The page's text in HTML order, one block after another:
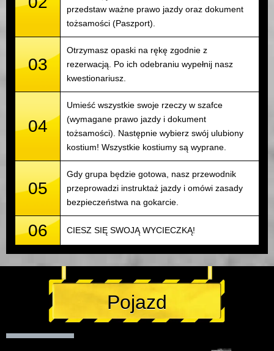
przedstaw ważne prawo jazdy oraz dokument
tożsamości (Paszport).
03
Otrzymasz opaski na rękę zgodnie z
rezerwacją. Po ich odebraniu wypełnij nasz
kwestionariusz.
04
Umieść wszystkie swoje rzeczy w szafce
(wymagane prawo jazdy i dokument
tożsamości). Następnie wybierz swój ulubiony
kostium! Wszystkie kostiumy są wyprane.
05
Gdy grupa będzie gotowa, nasz przewodnik
przeprowadzi instruktaż jazdy i omówi zasady
bezpieczeństwa na gokarcie.
06 CIESZ SIĘ SWOJĄ WYCIECZKĄ!
Pojazd